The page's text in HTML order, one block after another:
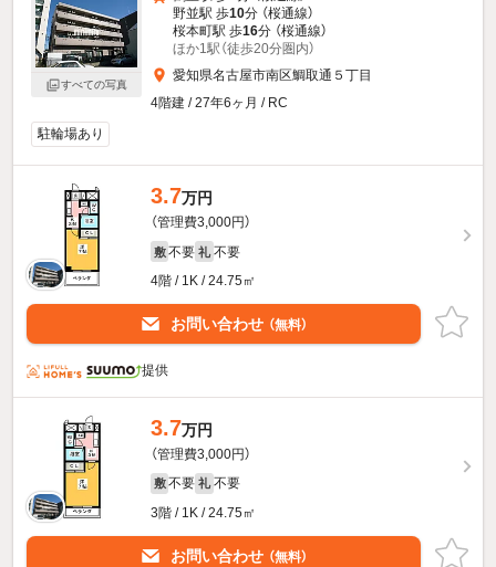
すべての写真
野並駅 歩10分 （桜通線）
桜本町駅 歩16分 （桜通線）
ほか1駅（徒歩20分圏内）
愛知県名古屋市南区鯛取通５丁目
4階建 / 27年6ヶ月 / RC
駐輪場あり
3.7万円
（管理費3,000円）
敷 不要 礼 不要
4階 / 1K / 24.75㎡
お問い合わせ （無料）
提供
3.7万円
（管理費3,000円）
敷 不要 礼 不要
3階 / 1K / 24.75㎡
お問い合わせ （無料）